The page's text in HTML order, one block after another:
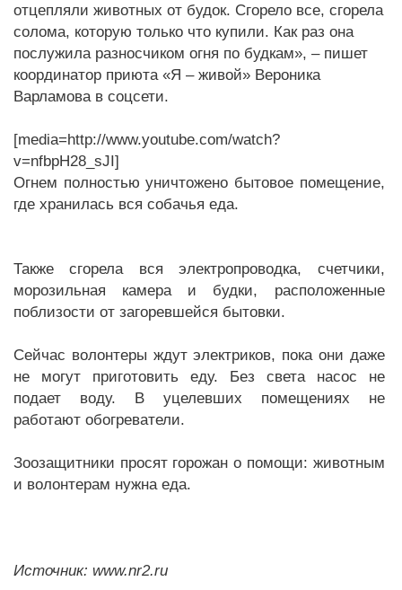
отцепляли животных от будок. Сгорело все, сгорела
солома, которую только что купили. Как раз она
послужила разносчиком огня по будкам», – пишет
координатор приюта «Я – живой» Вероника
Варламова в соцсети.
[media=http://www.youtube.com/watch?
v=nfbpH28_sJI]
Огнем полностью уничтожено бытовое помещение,
где хранилась вся собачья еда.
Также сгорела вся электропроводка, счетчики,
морозильная камера и будки, расположенные
поблизости от загоревшейся бытовки.
Сейчас волонтеры ждут электриков, пока они даже
не могут приготовить еду. Без света насос не
подает воду. В уцелевших помещениях не
работают обогреватели.
Зоозащитники просят горожан о помощи: животным
и волонтерам нужна еда.
Источник: www.nr2.ru